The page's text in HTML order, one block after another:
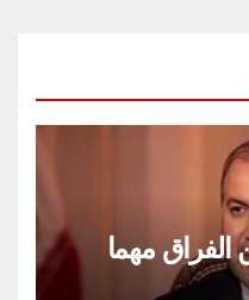
الفراق مهما